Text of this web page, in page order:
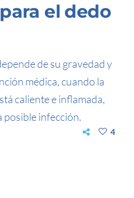
el dedo
de su gravedad y
médica, cuando la
caliente e inflamada,
posible infección.
4